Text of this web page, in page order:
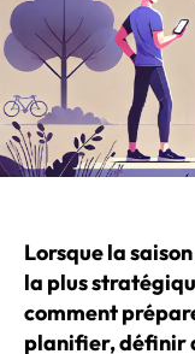
Lorsque la
la plus
comment
planifier, définir